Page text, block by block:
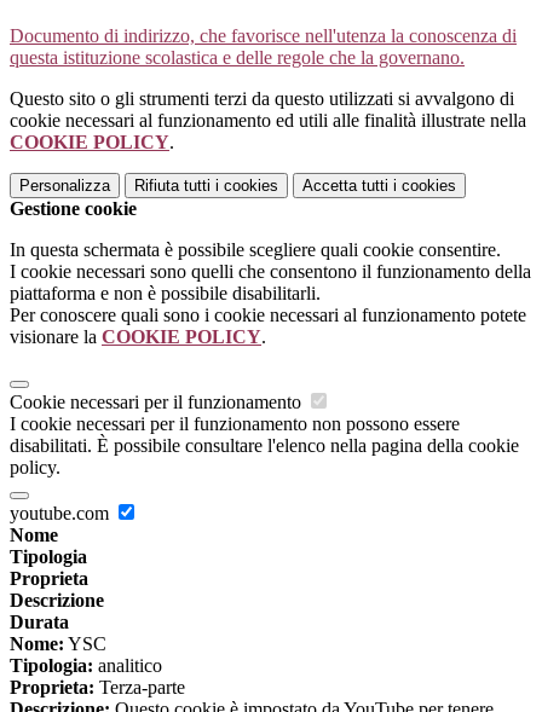
Documento di indirizzo, che favorisce nell'utenza la conoscenza di
questa istituzione scolastica e delle regole che la governano.
Questo sito o gli strumenti terzi da questo utilizzati si avvalgono di
cookie necessari al funzionamento ed utili alle finalità illustrate nella
COOKIE POLICY.
Personalizza Rifiuta tutti i cookies Accetta tutti i cookies
Gestione cookie
In questa schermata è possibile scegliere quali cookie consentire.
I cookie necessari sono quelli che consentono il funzionamento della
piattaforma e non è possibile disabilitarli.
Per conoscere quali sono i cookie necessari al funzionamento potete
visionare la COOKIE POLICY.
Cookie necessari per il funzionamento
I cookie necessari per il funzionamento non possono essere
disabilitati. È possibile consultare l'elenco nella pagina della cookie
policy.
youtube.com
Nome
Tipologia
Proprieta
Descrizione
Durata
Nome: YSC
Tipologia: analitico
Proprieta: Terza-parte